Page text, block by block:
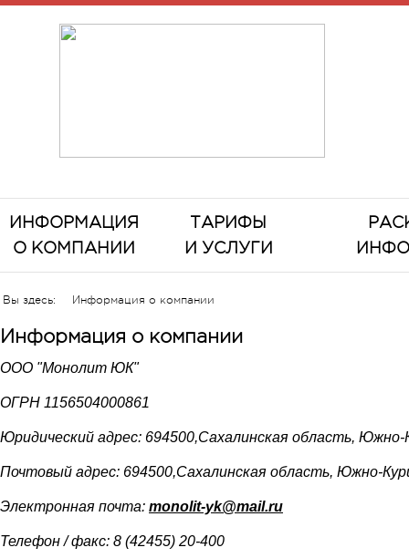
ИНФОРМАЦИЯ
О КОМПАНИИ
ТАРИФЫ
И УСЛУГИ
Вы здесь: Информация о компании
Информация о компании
ООО "Монолит ЮК"
ОГРН 1156504000861
Юридический адрес: 694500,Сахалинская область, Южно-
Почтовый адрес: 694500,Сахалинская область, Южно-
Электронная почта: monolit-yk@mail.ru
Телефон / факс: 8 (42455) 20-400